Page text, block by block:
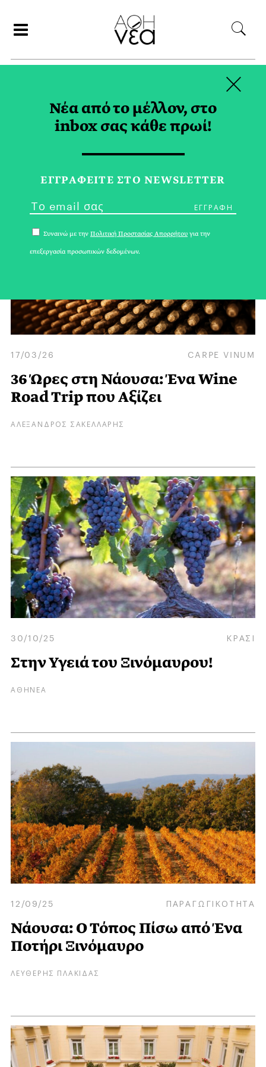
ΞΙΝΟΜΑΥΡΟ TAG
17/03/26 CARPE VINUM
36 Ώρες στη Νάουσα: Ένα Wine
Road Trip που Aξίζει
ΑΛΕΞΑΝΔΡΟΣ ΣΑΚΕΛΛΑΡΗΣ
30/10/25 ΚΡΑΣΙ
Στην Υγειά του Ξινόμαυρου!
ΑΘΗΝΕΑ
12/09/25 ΠΑΡΑΓΩΓΙΚΟΤΗΤΑ
Νάουσα: Ο Τόπος Πίσω από Ένα
Ποτήρι Ξινόμαυρο
ΛΕΥΘΕΡΗΣ ΠΛΑΚΙΔΑΣ
Νέα από το μέλλον, στο
inbox σας κάθε πρωί!
ΕΓΓPΑΦΕΙΤΕ ΣΤΟ NEWSLETTER
Συναινώ με την Πολιτική Προστασίας Απορρήτου για την
επεξεργασία προσωπικών δεδομένων.
×